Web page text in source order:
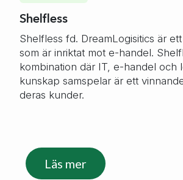
Shelfless
Shelfless fd. DreamLogisitics är
som är inriktat mot e-handel.
kombination där IT, e-handel och
kunskap samspelar är ett
deras kunder.
Läs mer